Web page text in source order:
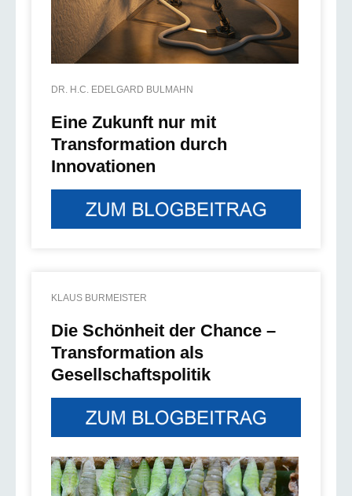
DR. H.C. EDELGARD BULMAHN
Eine Zukunft nur mit
Transformation durch
Innovationen
KLAUS BURMEISTER
Die Schönheit der Chance –
Transformation als
Gesellschaftspolitik